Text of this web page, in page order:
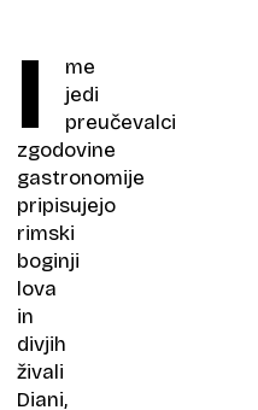
I
me
jedi
preučevalci
zgodovine
gastronomije
pripisujejo
rimski
boginji
lova
in
divjih
živali
Diani,